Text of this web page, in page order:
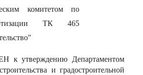
комитетом по
ТК 465
к утверждению Департаментом
и градостроительной